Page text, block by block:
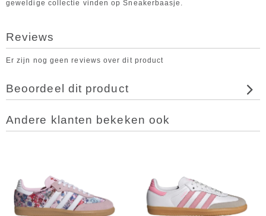
geweldige collectie vinden op Sneakerbaasje.
Reviews
Er zijn nog geen reviews over dit product
Beoordeel dit product
Andere klanten bekeken ook